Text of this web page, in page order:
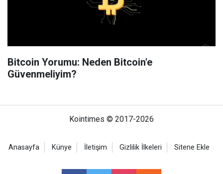
Bitcoin Yorumu: Neden Bitcoin'e
Güvenmeliyim?
Kointimes © 2017-2026
Anasayfa Künye İletişim Gizlilik İlkeleri Sitene Ekle